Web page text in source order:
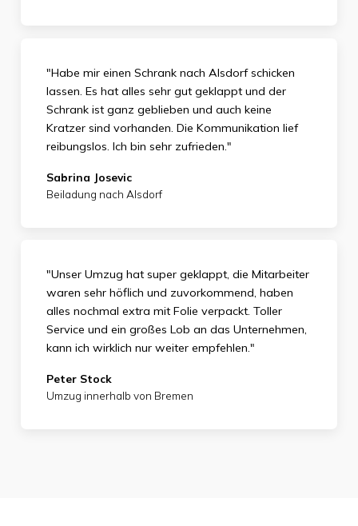
"Habe mir einen Schrank nach Alsdorf schicken
lassen. Es hat alles sehr gut geklappt und der
Schrank ist ganz geblieben und auch keine
Kratzer sind vorhanden. Die Kommunikation lief
reibungslos. Ich bin sehr zufrieden."
Sabrina Josevic
Beiladung nach Alsdorf
"Unser Umzug hat super geklappt, die Mitarbeiter
waren sehr höflich und zuvorkommend, haben
alles nochmal extra mit Folie verpackt. Toller
Service und ein großes Lob an das Unternehmen,
kann ich wirklich nur weiter empfehlen."
Peter Stock
Umzug innerhalb von Bremen